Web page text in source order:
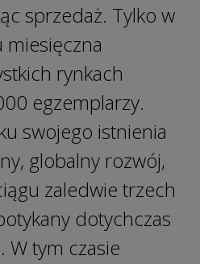
sprzedaż. Tylko w
rynkach
egzemplarzy.
swojego istnienia
globalny rozwój,
zaledwie trzech
dotychczas
W tym czasie